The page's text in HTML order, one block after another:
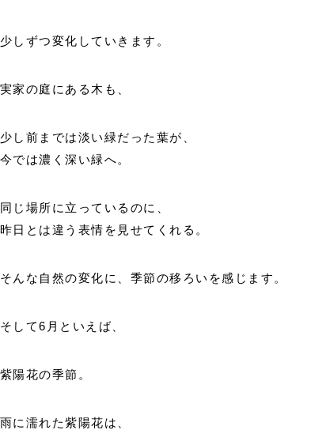
少しずつ変化していきます。
実家の庭にある木も、
少し前までは淡い緑だった葉が、
今では濃く深い緑へ。
同じ場所に立っているのに、
昨日とは違う表情を見せてくれる。
そんな自然の変化に、季節の移ろいを感じます。
そして6月といえば、
紫陽花の季節。
雨に濡れた紫陽花は、